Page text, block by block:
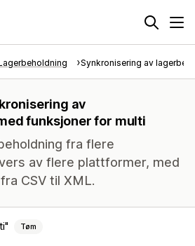
Synkronisering av
av
funksjoner for multi
fra flere
av flere plattformer, med
CSV til XML.
Tøm